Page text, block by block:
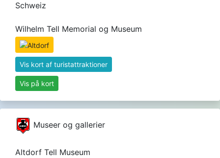
Schweiz
Wilhelm Tell Memorial og Museum
Vis kort af turistattraktioner
Vis på kort
Museer og gallerier
Altdorf Tell Museum